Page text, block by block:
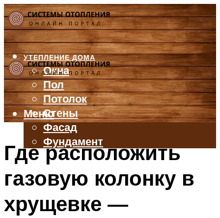
УТЕПЛЕНИЕ ДОМА
Окна
Пол
Потолок
Стены
Фасад
Фундамент
БАЛКОН И ЛОДЖИЯ
ВЕНТИЛЯЦИЯ
ТРУБЫ
Меню
Где расположить
газовую колонку в
хрущевке —